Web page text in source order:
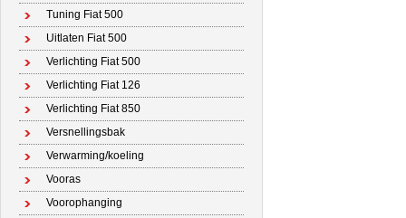
Tuning Fiat 500
Uitlaten Fiat 500
Verlichting Fiat 500
Verlichting Fiat 126
Verlichting Fiat 850
Versnellingsbak
Verwarming/koeling
Vooras
Voorophanging